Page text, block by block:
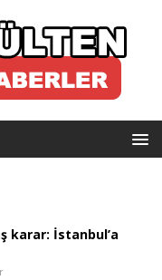
karar: İstanbul’a